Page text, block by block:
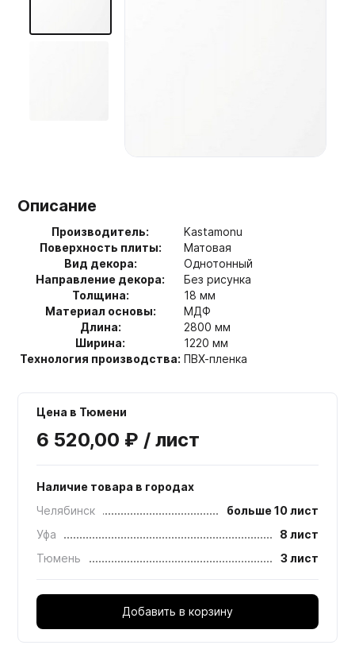
Описание
Производитель:
Kastamonu
Поверхность плиты:
Матовая
Вид декора:
Однотонный
Направление декора:
Без рисунка
Толщина:
18 мм
Материал основы:
МДФ
Длина:
2800 мм
Ширина:
1220 мм
Технология производства: ПВХ-пленка
Цена в Тюмени
6 520,00 ₽ / лист
Наличие товара в городах
Челябинск
больше 10 лист
Уфа
8 лист
Тюмень
3 лист
Добавить в корзину